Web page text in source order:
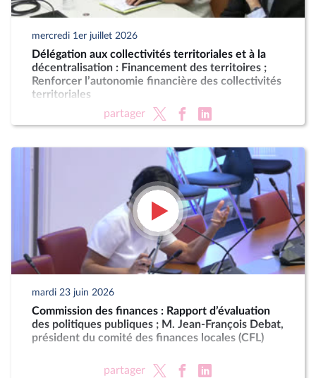
mercredi 1er juillet 2026
Délégation aux collectivités territoriales et à la
décentralisation : Financement des territoires ;
Renforcer l’autonomie financière des collectivités
territoriales
partager
mardi 23 juin 2026
Commission des finances : Rapport d’évaluation
des politiques publiques ; M. Jean-François Debat,
président du comité des finances locales (CFL)
partager